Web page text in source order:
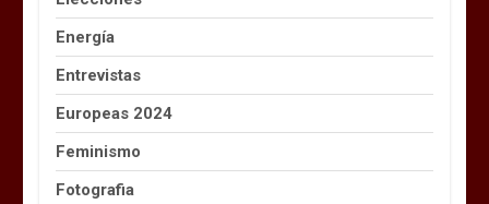
Energía
Entrevistas
Europeas 2024
Feminismo
Fotografia